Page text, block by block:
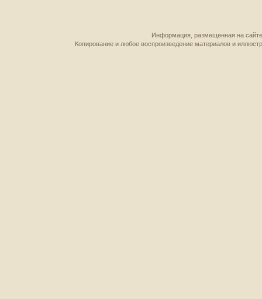
Информация, размещенная на
Копирование и любое воспроизведение материалов и